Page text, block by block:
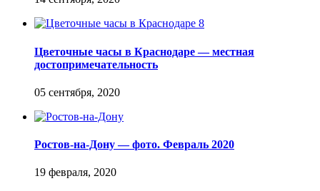
Цветочные часы в Краснодаре — местная
достопримечательность
Ростов-на-Дону — фото. Февраль 2020